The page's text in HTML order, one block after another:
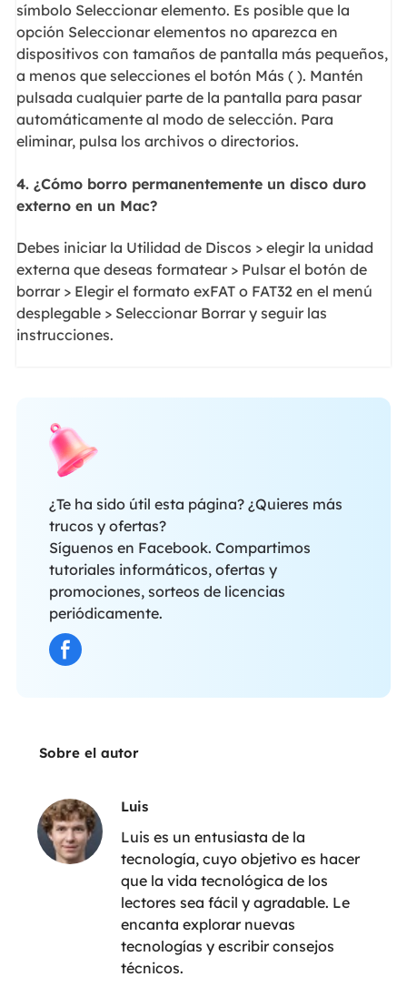
símbolo Seleccionar elemento. Es posible que la
opción Seleccionar elementos no aparezca en
dispositivos con tamaños de pantalla más pequeños,
a menos que selecciones el botón Más ( ). Mantén
pulsada cualquier parte de la pantalla para pasar
automáticamente al modo de selección. Para
eliminar, pulsa los archivos o directorios.
4. ¿Cómo borro permanentemente un disco duro
externo en un Mac?
Debes iniciar la Utilidad de Discos > elegir la unidad
externa que deseas formatear > Pulsar el botón de
borrar > Elegir el formato exFAT o FAT32 en el menú
desplegable > Seleccionar Borrar y seguir las
instrucciones.
¿Te ha sido útil esta página? ¿Quieres más
trucos y ofertas?
Síguenos en Facebook. Compartimos
tutoriales informáticos, ofertas y
promociones, sorteos de licencias
periódicamente.
Sobre el autor
Luis
Luis es un entusiasta de la
tecnología, cuyo objetivo es hacer
que la vida tecnológica de los
lectores sea fácil y agradable. Le
encanta explorar nuevas
tecnologías y escribir consejos
técnicos.